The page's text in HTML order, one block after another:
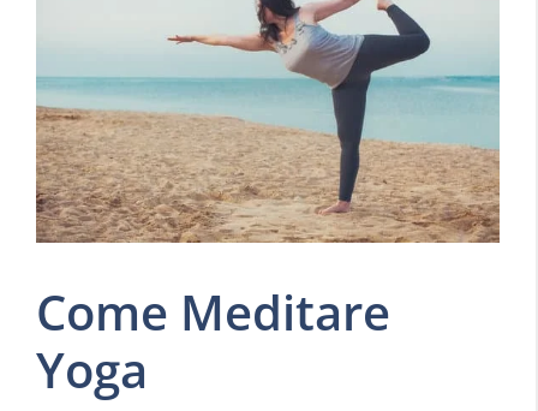
Come Meditare
Yoga